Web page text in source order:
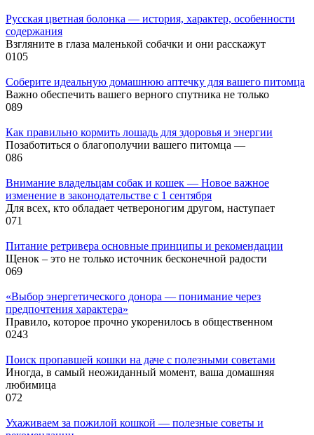
Русская цветная болонка — история, характер, особенности
содержания
Взгляните в глаза маленькой собачки и они расскажут
0105
Соберите идеальную домашнюю аптечку для вашего питомца
Важно обеспечить вашего верного спутника не только
089
Как правильно кормить лошадь для здоровья и энергии
Позаботиться о благополучии вашего питомца —
086
Внимание владельцам собак и кошек — Новое важное
изменение в законодательстве с 1 сентября
Для всех, кто обладает четвероногим другом, наступает
071
Питание ретривера основные принципы и рекомендации
Щенок – это не только источник бесконечной радости
069
«Выбор энергетического донора — понимание через
предпочтения характера»
Правило, которое прочно укоренилось в общественном
0243
Поиск пропавшей кошки на даче с полезными советами
Иногда, в самый неожиданный момент, ваша домашняя
любимица
072
Ухаживаем за пожилой кошкой — полезные советы и